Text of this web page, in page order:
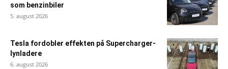
som benzinbiler
5. august 2026
Tesla fordobler effekten på Supercharger-
lynladere
6. august 2026